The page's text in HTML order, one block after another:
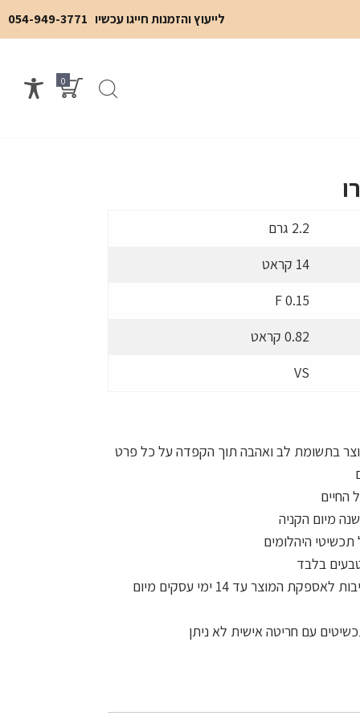
לייעוץ והזמנות חייגו עכשיו 054-949-3771
0
2.2 גרם
14 קראט
F 0.15
0.82 קראט
VS
בתשומת לב ואהבה תוך הקפדה על כל פרט
החיים
מיום הקניה
היהלומים
בלבד
משלוח חינם לכל הארץ והתחייבות לאספקת המוצר עד 14 ימי עסקים מיום
עם חריטה אישית לא ניתן